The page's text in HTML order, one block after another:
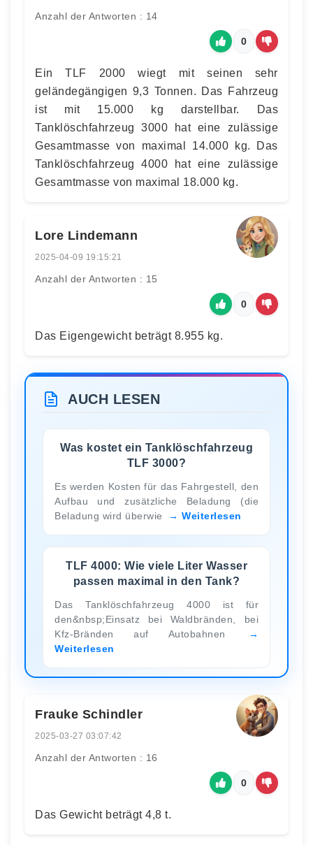
Anzahl der Antworten : 14
0
Ein TLF 2000 wiegt mit seinen sehr
geländegängigen 9,3 Tonnen. Das Fahrzeug
ist mit 15.000 kg darstellbar. Das
Tanklöschfahrzeug 3000 hat eine zulässige
Gesamtmasse von maximal 14.000 kg. Das
Tanklöschfahrzeug 4000 hat eine zulässige
Gesamtmasse von maximal 18.000 kg.
Lore Lindemann
2025-04-09 19:15:21
Anzahl der Antworten : 15
0
Das Eigengewicht beträgt 8.955 kg.
AUCH LESEN
Was kostet ein Tanklöschfahrzeug
TLF 3000?
Es werden Kosten für das Fahrgestell, den
Aufbau und zusätzliche Beladung (die
Beladung wird überwie
Weiterlesen
TLF 4000: Wie viele Liter Wasser
passen maximal in den Tank?
Das Tanklöschfahrzeug 4000 ist für
den&nbsp;Einsatz bei Waldbränden, bei
Kfz-Bränden auf Autobahnen
Weiterlesen
Frauke Schindler
2025-03-27 03:07:42
Anzahl der Antworten : 16
0
Das Gewicht beträgt 4,8 t.